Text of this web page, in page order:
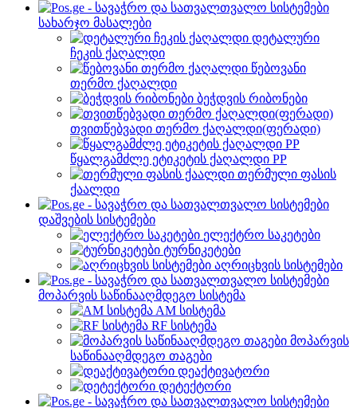
სახარჯო მასალები
დეტალური
ჩეკის ქაღალდი
წებოვანი
თერმო ქაღალდი
ბეჭდვის რიბონები
თვითწებვადი თერმო ქაღალდი(ფერადი)
წყალგამძლე ეტიკეტის ქაღალდი PP
თერმული ფასის
ქაალდი
დაშვების სისტემები
ელექტრო საკეტები
ტურნიკეტები
აღრიცხვის სისტემები
მოპარვის საწინააღმდეგო სისტემა
AM სისტემა
RF სისტემა
მოპარვის
საწინააღმდეგო თაგები
დეაქტივატორი
დეტექტორი